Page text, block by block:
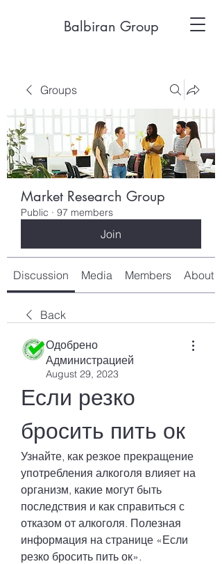
Balbiran Group
Groups
Market Research Group
Public · 97 members
Join
Discussion Media Members About
Back
Одобрено
Администрацией
August 29, 2023
Если резко
бросить пить ок
Узнайте, как резкое прекращение
употребления алкоголя влияет на
организм, какие могут быть
последствия и как справиться с
отказом от алкоголя. Полезная
информация на странице «Если
резко бросить пить ок».